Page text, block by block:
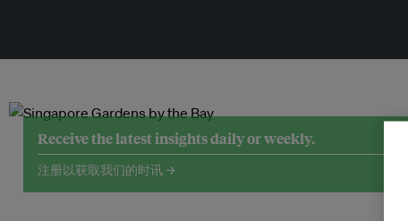
Receive the latest insights daily or weekly.
注册以获取我们的时讯 →